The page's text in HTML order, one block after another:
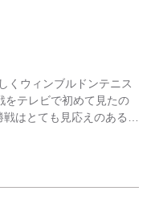
くウィンブルドンテニス
をテレビで初めて見たの
戦はとても見応えのある試